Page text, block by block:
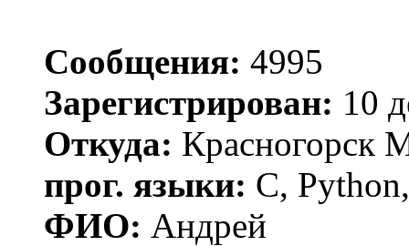
Сообщения: 4995
Зарегистрирован: 10
Откуда: Красногорск
прог. языки: C,
ФИО: Андрей